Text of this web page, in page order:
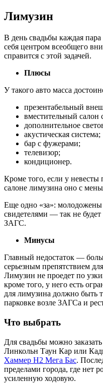
Лимузин
В день свадьбы каждая
себя центром всеобщего
справится с этой задачей.
Плюсы
У такого авто масса
презентабельный
вместительный
дополнительное
акустическая система;
бар с фужерами;
телевизор;
кондиционер.
Кроме того, если у
салоне лимузина оно с
Еще одно «за»: молодожены
свидетелями — так не будет
ЗАГС.
Минусы
Главный недостаток —
серьезным препятствием
Лимузин не проедет по
кроме того, у него есть
для лимузина должно быть
парковке возле ЗАГСа и
Что выбрать
Для свадьбы можно
Линкольн Таун Кар или
Хаммер Н2 Мега Бас.
пределами города, где нет
усиленную ходовую.